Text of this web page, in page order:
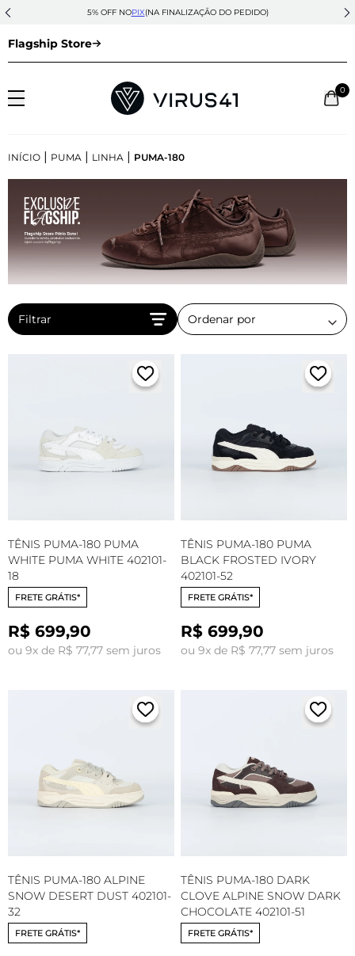
5% OFF NOPIX(NA FINALIZAÇÃO DO PEDIDO)
Flagship Store
0
INÍCIO | PUMA | LINHA | PUMA-180
Filtrar
TÊNIS PUMA-180 PUMA
WHITE PUMA WHITE 402101-
18
FRETE GRÁTIS*
R$ 699,90
ou 9x de R$ 77,77 sem juros
TÊNIS PUMA-180 PUMA
BLACK FROSTED IVORY
402101-52
FRETE GRÁTIS*
R$ 699,90
ou 9x de R$ 77,77 sem juros
TÊNIS PUMA-180 ALPINE
SNOW DESERT DUST 402101-
32
FRETE GRÁTIS*
TÊNIS PUMA-180 DARK
CLOVE ALPINE SNOW DARK
CHOCOLATE 402101-51
FRETE GRÁTIS*